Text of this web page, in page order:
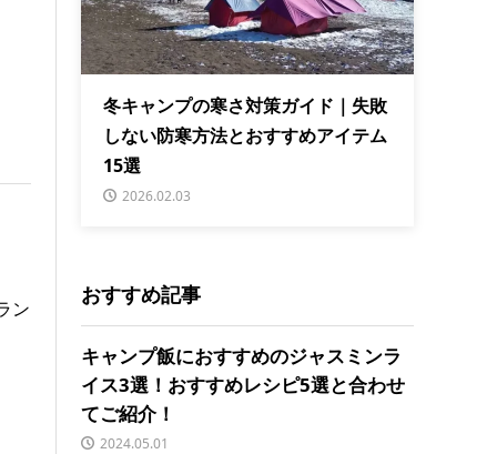
ン
冬キャンプの寒さ対策ガイド｜失敗
しない防寒方法とおすすめアイテム
15選
2026.02.03
おすすめ記事
キャンプ飯におすすめのジャスミンラ
イス3選！おすすめレシピ5選と合わせ
てご紹介！
2024.05.01